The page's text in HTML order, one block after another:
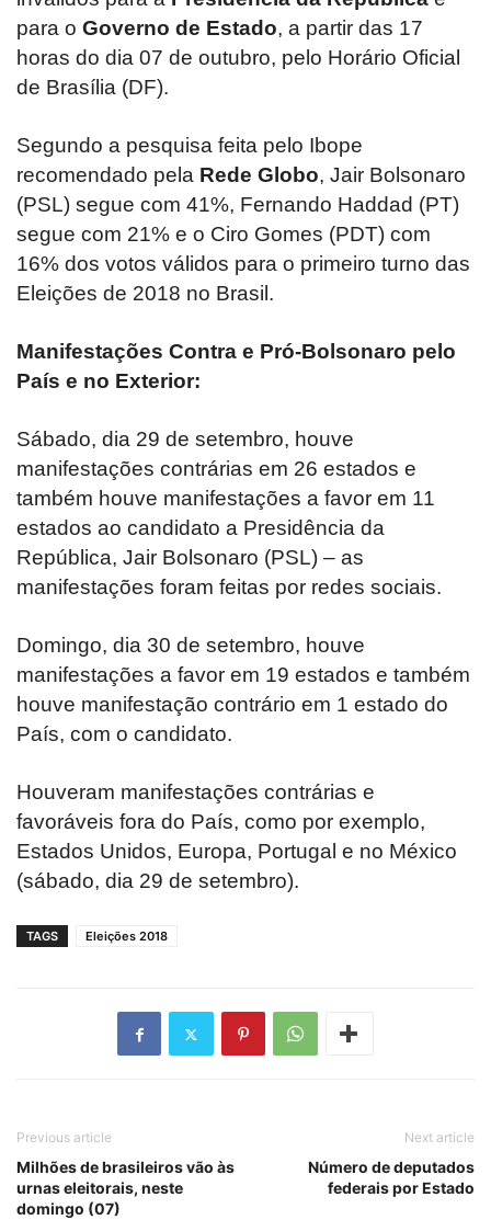
para o Governo de Estado, a partir das 17
horas do dia 07 de outubro, pelo Horário Oficial
de Brasília (DF).
Segundo a pesquisa feita pelo Ibope
recomendado pela Rede Globo, Jair Bolsonaro
(PSL) segue com 41%, Fernando Haddad (PT)
segue com 21% e o Ciro Gomes (PDT) com
16% dos votos válidos para o primeiro turno das
Eleições de 2018 no Brasil.
Manifestações Contra e Pró-Bolsonaro pelo
País e no Exterior:
Sábado, dia 29 de setembro, houve
manifestações contrárias em 26 estados e
também houve manifestações a favor em 11
estados ao candidato a Presidência da
República, Jair Bolsonaro (PSL) – as
manifestações foram feitas por redes sociais.
Domingo, dia 30 de setembro, houve
manifestações a favor em 19 estados e também
houve manifestação contrário em 1 estado do
País, com o candidato.
Houveram manifestações contrárias e
favoráveis fora do País, como por exemplo,
Estados Unidos, Europa, Portugal e no México
(sábado, dia 29 de setembro).
TAGS Eleições 2018
Previous article
Milhões de brasileiros vão às
urnas eleitorais, neste
domingo (07)
Next article
Número de deputados
federais por Estado